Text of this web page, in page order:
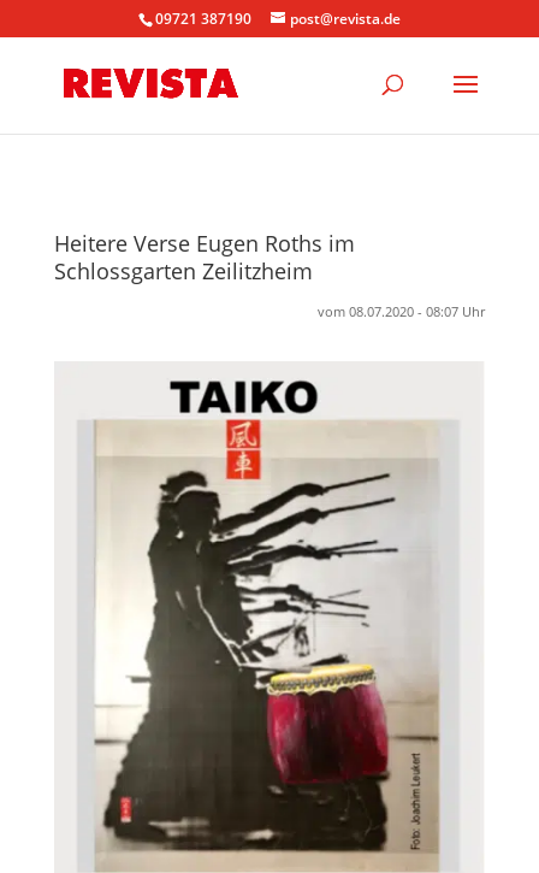
09721 387190 post@revista.de
Heitere Verse Eugen Roths im
Schlossgarten Zeilitzheim
vom 08.07.2020 - 08:07 Uhr